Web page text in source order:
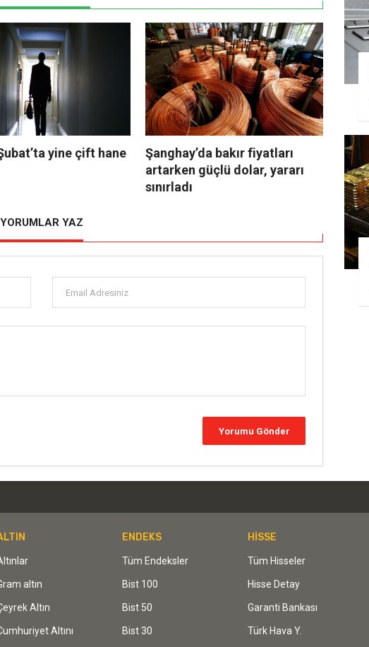
yine çift hane
Şanghay’da bakır fiyatları
artarken güçlü dolar, yararı
sınırladı
YORUMLAR YAZ
altın
Altın
Altını
ENDEKS
Tüm Endeksler
Bist 100
Bist 50
Bist 30
HİSSE
Tüm Hisseler
Hisse Detay
Garanti Bankası
Türk Hava Y.